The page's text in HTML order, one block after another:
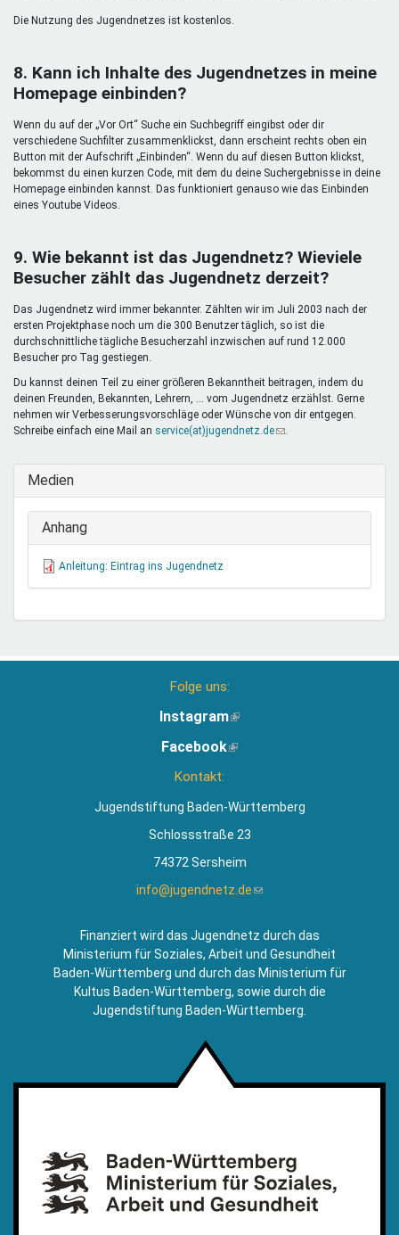
Die Nutzung des Jugendnetzes ist kostenlos.
8. Kann ich Inhalte des Jugendnetzes in meine
Homepage einbinden?
Wenn du auf der „Vor Ort“ Suche ein Suchbegriff eingibst oder dir
verschiedene Suchfilter zusammenklickst, dann erscheint rechts oben ein
Button mit der Aufschrift „Einbinden“. Wenn du auf diesen Button klickst,
bekommst du einen kurzen Code, mit dem du deine Suchergebnisse in deine
Homepage einbinden kannst. Das funktioniert genauso wie das Einbinden
eines Youtube Videos.
9. Wie bekannt ist das Jugendnetz? Wieviele
Besucher zählt das Jugendnetz derzeit?
Das Jugendnetz wird immer bekannter. Zählten wir im Juli 2003 nach der
ersten Projektphase noch um die 300 Benutzer täglich, so ist die
durchschnittliche tägliche Besucherzahl inzwischen auf rund 12.000
Besucher pro Tag gestiegen.
Du kannst deinen Teil zu einer größeren Bekanntheit beitragen, indem du
deinen Freunden, Bekannten, Lehrern, ... vom Jugendnetz erzählst. Gerne
nehmen wir Verbesserungsvorschläge oder Wünsche von dir entgegen.
Schreibe einfach eine Mail an service(at)jugendnetz.de(Link
E-
Medien
Anhang
Anleitung: Eintrag ins Jugendnetz
Folge uns:
Instagram(Link
extern)
Facebook(Link
Kontakt:
Jugendstiftung Baden-Württemberg
Schlossstraße 23
74372 Sersheim
info@jugendnetz.de(Link
Mail)
Finanziert wird das Jugendnetz durch das
Ministerium für Soziales, Arbeit und Gesundheit
Baden-Württemberg und durch das Ministerium für
Kultus Baden-Württemberg, sowie durch die
Jugendstiftung Baden-Württemberg.